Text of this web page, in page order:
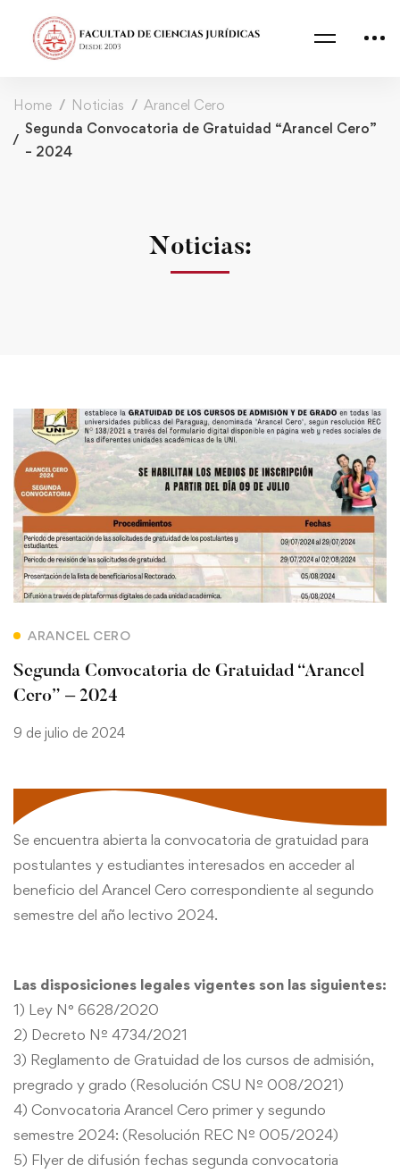
Home Noticias
Arancel Cero
Segunda Convocatoria de Gratuidad “Arancel Cero”
– 2024
Noticias:
ARANCEL CERO
Segunda Convocatoria de Gratuidad “Arancel
Cero” – 2024
9 de julio de 2024
Se encuentra abierta la convocatoria de gratuidad para
postulantes y estudiantes interesados en acceder al
beneficio del Arancel Cero correspondiente al segundo
semestre del año lectivo 2024.
Las disposiciones legales vigentes son las siguientes:
1) Ley N° 6628/2020
2) Decreto Nº 4734/2021
3) Reglamento de Gratuidad de los cursos de admisión,
pregrado y grado (Resolución CSU Nº 008/2021)
4) Convocatoria Arancel Cero primer y segundo
semestre 2024: (Resolución REC Nº 005/2024)
5) Flyer de difusión fechas segunda convocatoria